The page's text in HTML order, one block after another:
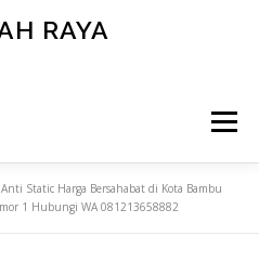
RAYA
Menu
Static Harga Bersahabat di Kota Bambu
1 Hubungi WA 081213658882